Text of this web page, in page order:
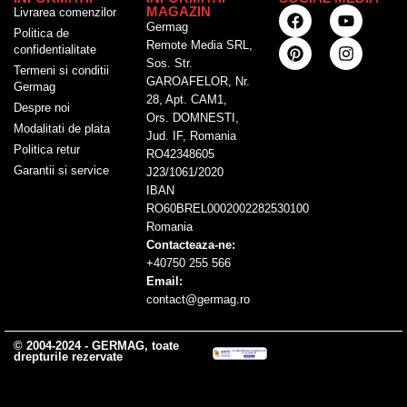
Livrarea comenzilor
Politica de
confidentialitate
Termeni si conditii
Germag
Despre noi
Modalitati de plata
Politica retur
Garantii si service
MAGAZIN
Germag
Remote Media SRL,
Sos. Str.
GAROAFELOR, Nr.
28, Apt. CAM1,
Ors. DOMNESTI,
Jud. IF, Romania
RO42348605
J23/1061/2020
IBAN
RO60BREL0002002282530100
Romania
Contacteaza-ne:
+40750 255 566
Email:
contact@germag.ro
© 2004-2024 - GERMAG, toate
drepturile rezervate